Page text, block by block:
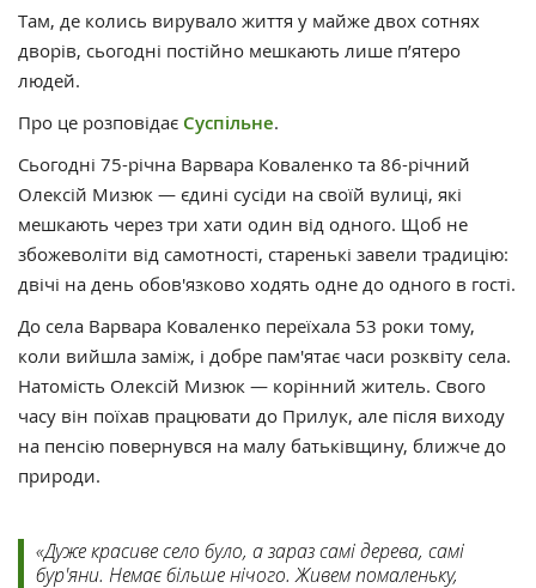
Там, де колись вирувало життя у майже двох сотнях
дворів, сьогодні постійно мешкають лише п’ятеро
людей.
Про це розповідає Суспільне.
Сьогодні 75-річна Варвара Коваленко та 86-річний
Олексій Мизюк — єдині сусіди на своїй вулиці, які
мешкають через три хати один від одного. Щоб не
збожеволіти від самотності, старенькі завели традицію:
двічі на день обов'язково ходять одне до одного в гості.
До села Варвара Коваленко переїхала 53 роки тому,
коли вийшла заміж, і добре пам'ятає часи розквіту села.
Натомість Олексій Мизюк — корінний житель. Свого
часу він поїхав працювати до Прилук, але після виходу
на пенсію повернувся на малу батьківщину, ближче до
природи.
«Дуже красиве село було, а зараз самі дерева, самі
бур'яни. Немає більше нічого. Живем помаленьку,